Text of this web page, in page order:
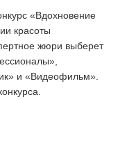
«Вдохновение
красоты
жюри выберет
и «Видеофильм».